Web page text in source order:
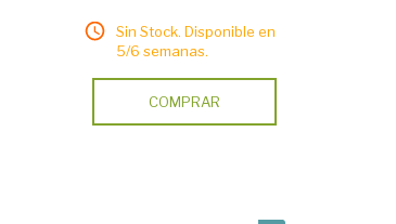
Sin Stock. Disponible en
5/6 semanas.
COMPRAR